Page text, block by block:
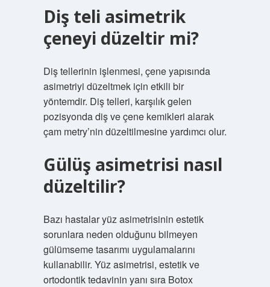
Diş teli asimetrik
çeneyi düzeltir mi?
Diş tellerinin işlenmesi, çene yapısında
asimetriyi düzeltmek için etkili bir
yöntemdir. Diş telleri, karşılık gelen
pozisyonda diş ve çene kemikleri alarak
çam metry’nin düzeltilmesine yardımcı olur.
Gülüş asimetrisi nasıl
düzeltilir?
Bazı hastalar yüz asimetrisinin estetik
sorunlara neden olduğunu bilmeyen
gülümseme tasarımı uygulamalarını
kullanabilir. Yüz asimetrisi, estetik ve
ortodontik tedavinin yanı sıra Botox